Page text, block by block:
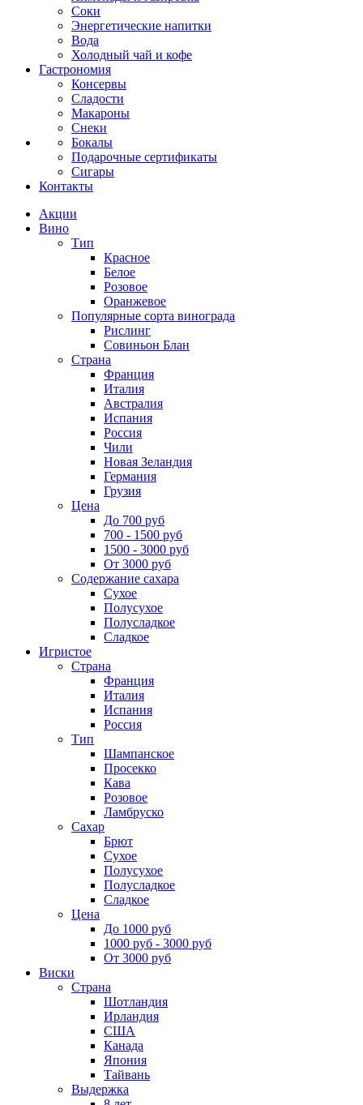
Соки
Энергетические напитки
Вода
Холодный чай и кофе
Гастрономия
Консервы
Сладости
Макароны
Снеки
Бокалы
Подарочные сертификаты
Сигары
Контакты
Акции
Вино
Тип
Красное
Белое
Розовое
Оранжевое
Популярные сорта винограда
Рислинг
Совиньон Блан
Страна
Франция
Италия
Австралия
Испания
Россия
Чили
Новая Зеландия
Германия
Грузия
Цена
До 700 руб
700 - 1500 руб
1500 - 3000 руб
От 3000 руб
Содержание сахара
Сухое
Полусухое
Полусладкое
Сладкое
Игристое
Страна
Франция
Италия
Испания
Россия
Тип
Шампанское
Просекко
Кава
Розовое
Ламбруско
Сахар
Брют
Сухое
Полусухое
Полусладкое
Сладкое
Цена
До 1000 руб
1000 руб - 3000 руб
От 3000 руб
Виски
Страна
Шотландия
Ирландия
США
Канада
Япония
Тайвань
Выдержка